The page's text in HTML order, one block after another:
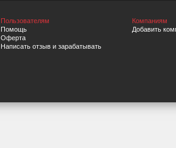
Пользователям
Помощь
Оферта
Написать отзыв и зарабатывать
Компаниям
Добавить